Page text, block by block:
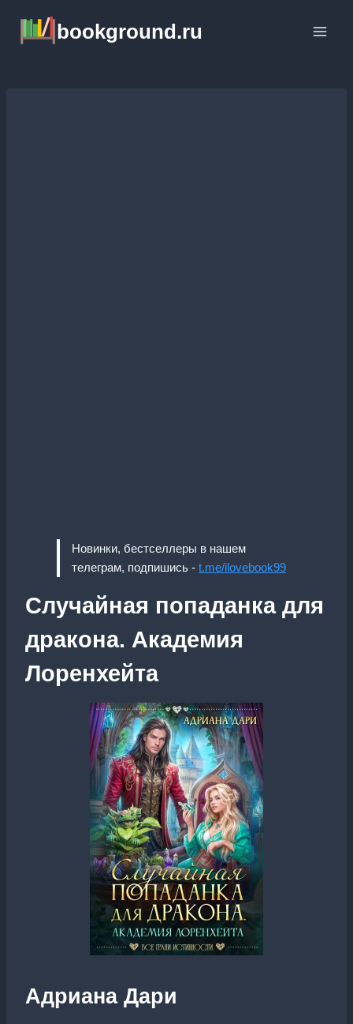
содержимому
bookground.ru
Новинки, бестселлеры в нашем
телеграм, подпишись - t.me/ilovebook99
Случайная попаданка для
дракона. Академия
Лоренхейта
Адриана Дари